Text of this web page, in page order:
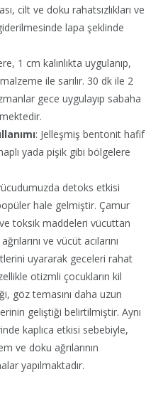
cilt ve doku rahatsızlıkları ve
lapa şeklinde
1 cm kalınlıkta uygulanıp,
ile sarılır. 30 dk ile 2
gece uygulayıp sabaha
: Jelleşmiş bentonit hafif
yada pişik gibi bölgelere
detoks etkisi
hale gelmiştir. Çamur
toksik maddeleri vücuttan
ve vücüt acılarını
uyararak geceleri rahat
otizmli çocukların kil
göz temasını daha uzun
geliştiği belirtilmiştir. Aynı
kaplıca etkisi sebebiyle,
ve doku ağrılarının
yapılmaktadır.